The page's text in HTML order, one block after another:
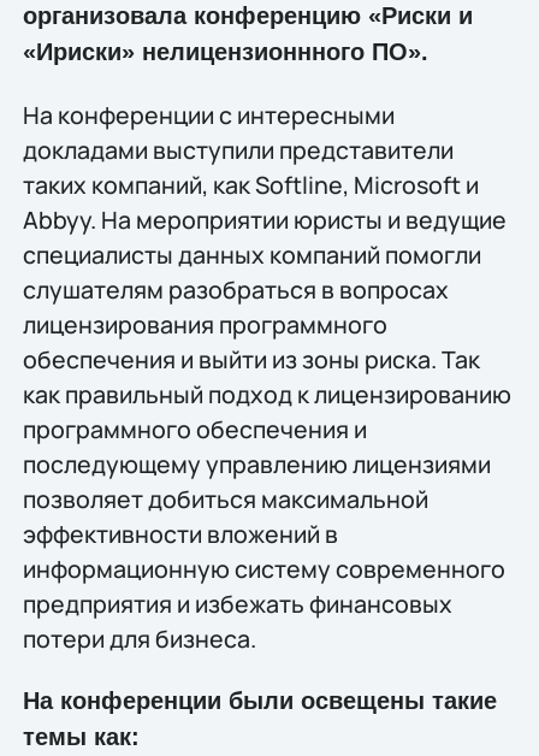
организовала конференцию «Риски и
«Ириски» нелицензионнного ПО».
На конференции с интересными
докладами выступили представители
таких компаний, как Softline, Microsoft и
Abbyy. На мероприятии юристы и ведущие
специалисты данных компаний помогли
слушателям разобраться в вопросах
лицензирования программного
обеспечения и выйти из зоны риска. Так
как правильный подход к лицензированию
программного обеспечения и
последующему управлению лицензиями
позволяет добиться максимальной
эффективности вложений в
информационную систему современного
предприятия и избежать финансовых
потери для бизнеса.
На конференции были освещены такие
темы как: